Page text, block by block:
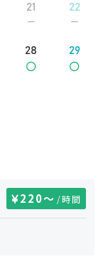
21 22
28 29
220〜 /時間